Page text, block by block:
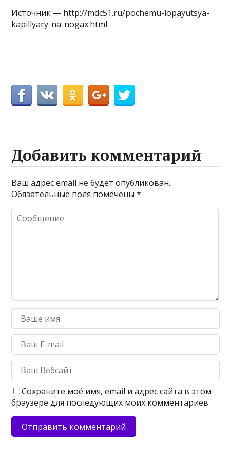
Источник — http://mdc51.ru/pochemu-lopayutsya-
kapillyary-na-nogax.html
Добавить комментарий
Ваш адрес email не будет опубликован.
Обязательные поля помечены*
Сохраните моё имя, email и адрес сайта в этом
браузере для последующих моих комментариев